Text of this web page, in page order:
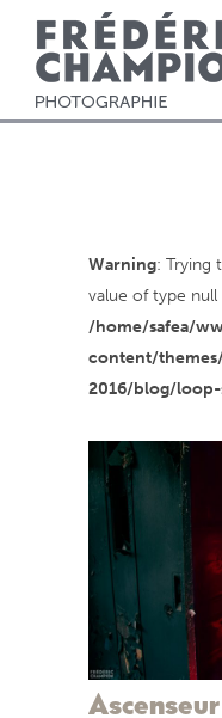
Warning: Trying
value of type null
/home/safea/
content/
2016/blog/loop-